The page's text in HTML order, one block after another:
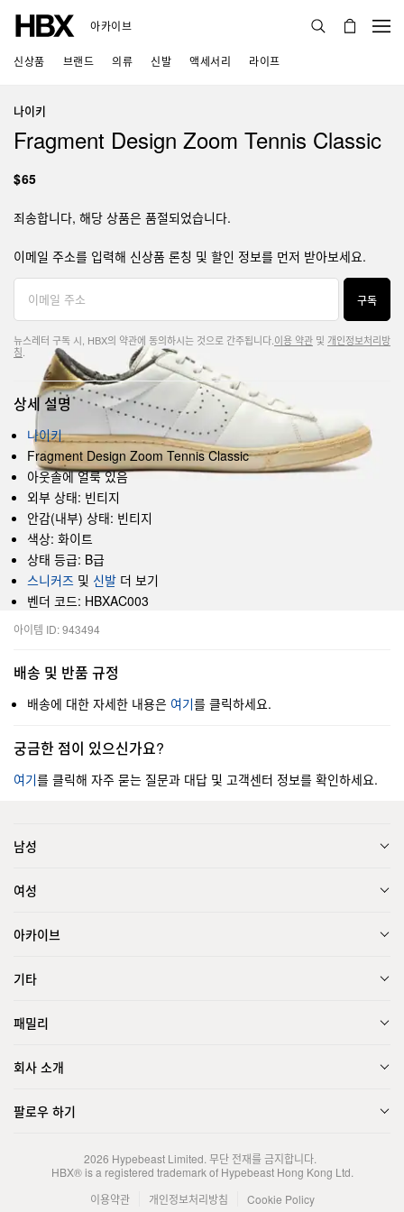
아카이브
신상품 브랜드 의류 신발 액세서리 라이프
나이키
Fragment Design Zoom Tennis Classic
$65
죄송합니다, 해당 상품은 품절되었습니다.
이메일 주소를 입력해 신상품 론칭 및 할인 정보를 먼저 받아보세요.
구독
뉴스레터 구독 시, HBX의 약관에 동의하시는 것으로 간주됩니다. 이용 약관 및 개인정보처리방
침
상세 설명
나이키
Fragment Design Zoom Tennis Classic
아웃솔에 얼룩 있음
외부 상태: 빈티지
안감(내부) 상태: 빈티지
색상: 화이트
상태 등급: B급
스니커즈 및 신발 더 보기
벤더 코드: HBXAC003
아이템 ID: 943494
배송 및 반품 규정
배송에 대한 자세한 내용은 여기를 클릭하세요.
궁금한 점이 있으신가요?
여기를 클릭해 자주 묻는 질문과 대답 및 고객센터 정보를 확인하세요.
남성
여성
아카이브
기타
패밀리
회사 소개
팔로우 하기
2026 Hypebeast Limited. 무단 전재를 금지합니다.
HBX® is a registered trademark of Hypebeast Hong Kong Ltd.
이용약관
개인정보처리방침 Cookie Policy